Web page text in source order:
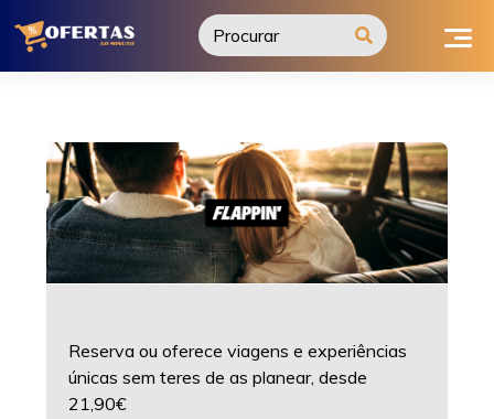
para
Reserva ou oferece viagens e experiências
únicas sem teres de as planear, desde
21,90€